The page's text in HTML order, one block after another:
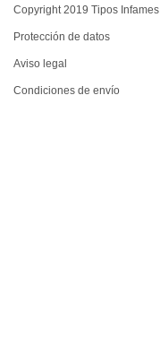
Copyright 2019 Tipos Infames
Protección de datos
Aviso legal
Condiciones de envío